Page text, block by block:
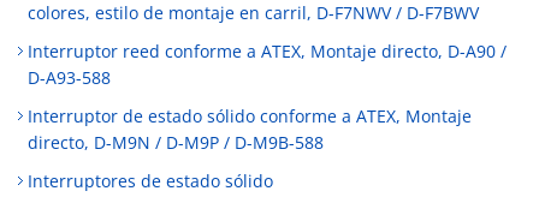
colores, estilo de montaje en carril, D-F7NWV / D-F7BWV
Interruptor reed conforme a ATEX, Montaje directo, D-A90 /
D-A93-588
Interruptor de estado sólido conforme a ATEX, Montaje
directo, D-M9N / D-M9P / D-M9B-588
Interruptores de estado sólido